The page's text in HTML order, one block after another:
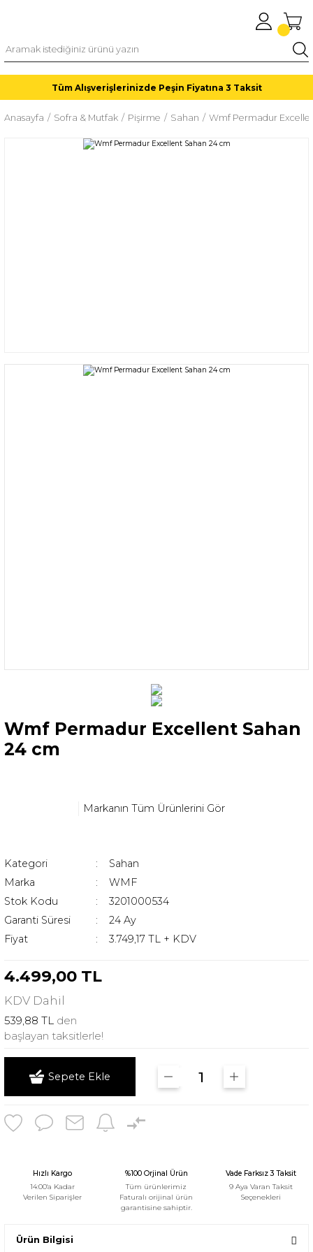
Tüm Alışverişlerinizde Peşin Fiyatına 3 Taksit
Anasayfa Sofra & Mutfak Pişirme Sahan Wmf Permadur
Wmf Permadur Excellent Sahan
24 cm
Markanın Tüm Ürünlerini Gör
Kategori
Sahan
Marka
WMF
Stok Kodu
3201000534
Garanti Süresi
24 Ay
Fiyat
3.749,17 TL + KDV
4.499,00 TL
KDV Dahil
539,88 TL den
başlayan taksitlerle!
Sepete Ekle
Hızlı Kargo
14:00'a Kadar
Verilen Siparişler
%100 Orjinal Ürün
Tüm ürünlerimiz
Faturalı orijinal ürün
garantisine sahiptir.
Vade Farksız 3 Taksit
9 Aya Varan Taksit
Seçenekleri
Ürün Bilgisi